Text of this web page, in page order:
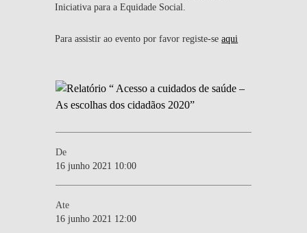
Iniciativa para a Equidade Social.
Para assistir ao evento por favor registe-seaqui
De
16 junho 2021 10:00
Ate
16 junho 2021 12:00